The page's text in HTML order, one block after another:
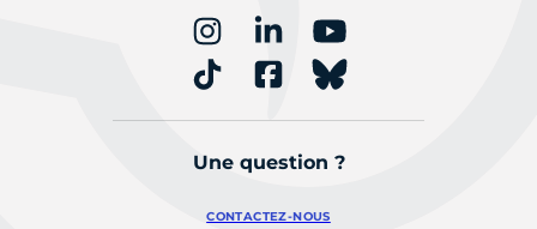
Une question ?
CONTACTEZ-NOUS